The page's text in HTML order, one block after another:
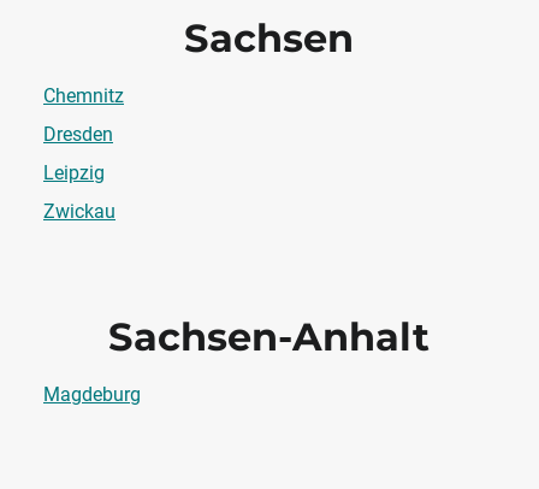
Sachsen
Chemnitz
Dresden
Leipzig
Zwickau
Sachsen-Anhalt
Magdeburg